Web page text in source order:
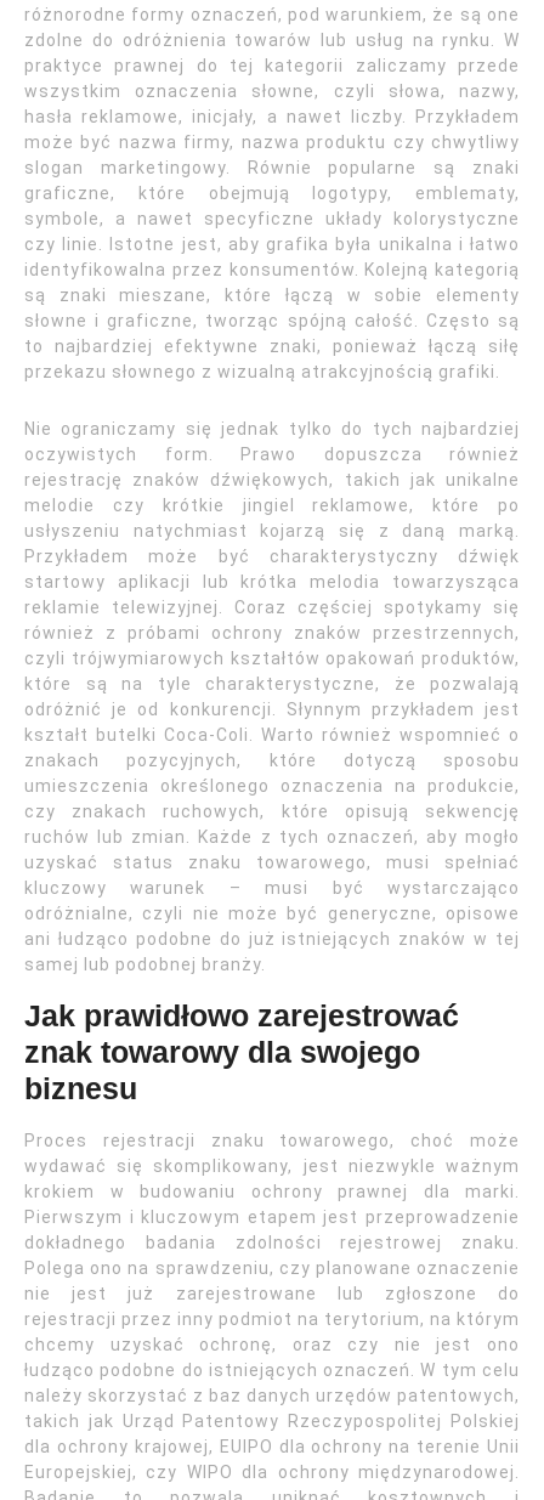
różnorodne formy oznaczeń, pod warunkiem, że są one
zdolne do odróżnienia towarów lub usług na rynku. W
praktyce prawnej do tej kategorii zaliczamy przede
wszystkim oznaczenia słowne, czyli słowa, nazwy,
hasła reklamowe, inicjały, a nawet liczby. Przykładem
może być nazwa firmy, nazwa produktu czy chwytliwy
slogan marketingowy. Równie popularne są znaki
graficzne, które obejmują logotypy, emblematy,
symbole, a nawet specyficzne układy kolorystyczne
czy linie. Istotne jest, aby grafika była unikalna i łatwo
identyfikowalna przez konsumentów. Kolejną kategorią
są znaki mieszane, które łączą w sobie elementy
słowne i graficzne, tworząc spójną całość. Często są
to najbardziej efektywne znaki, ponieważ łączą siłę
przekazu słownego z wizualną atrakcyjnością grafiki.
Nie ograniczamy się jednak tylko do tych najbardziej
oczywistych form. Prawo dopuszcza również
rejestrację znaków dźwiękowych, takich jak unikalne
melodie czy krótkie jingiel reklamowe, które po
usłyszeniu natychmiast kojarzą się z daną marką.
Przykładem może być charakterystyczny dźwięk
startowy aplikacji lub krótka melodia towarzysząca
reklamie telewizyjnej. Coraz częściej spotykamy się
również z próbami ochrony znaków przestrzennych,
czyli trójwymiarowych kształtów opakowań produktów,
które są na tyle charakterystyczne, że pozwalają
odróżnić je od konkurencji. Słynnym przykładem jest
kształt butelki Coca-Coli. Warto również wspomnieć o
znakach pozycyjnych, które dotyczą sposobu
umieszczenia określonego oznaczenia na produkcie,
czy znakach ruchowych, które opisują sekwencję
ruchów lub zmian. Każde z tych oznaczeń, aby mogło
uzyskać status znaku towarowego, musi spełniać
kluczowy warunek – musi być wystarczająco
odróżnialne, czyli nie może być generyczne, opisowe
ani łudząco podobne do już istniejących znaków w tej
samej lub podobnej branży.
Jak prawidłowo zarejestrować
znak towarowy dla swojego
biznesu
Proces rejestracji znaku towarowego, choć może
wydawać się skomplikowany, jest niezwykle ważnym
krokiem w budowaniu ochrony prawnej dla marki.
Pierwszym i kluczowym etapem jest przeprowadzenie
dokładnego badania zdolności rejestrowej znaku.
Polega ono na sprawdzeniu, czy planowane oznaczenie
nie jest już zarejestrowane lub zgłoszone do
rejestracji przez inny podmiot na terytorium, na którym
chcemy uzyskać ochronę, oraz czy nie jest ono
łudząco podobne do istniejących oznaczeń. W tym celu
należy skorzystać z baz danych urzędów patentowych,
takich jak Urząd Patentowy Rzeczypospolitej Polskiej
dla ochrony krajowej, EUIPO dla ochrony na terenie Unii
Europejskiej, czy WIPO dla ochrony międzynarodowej.